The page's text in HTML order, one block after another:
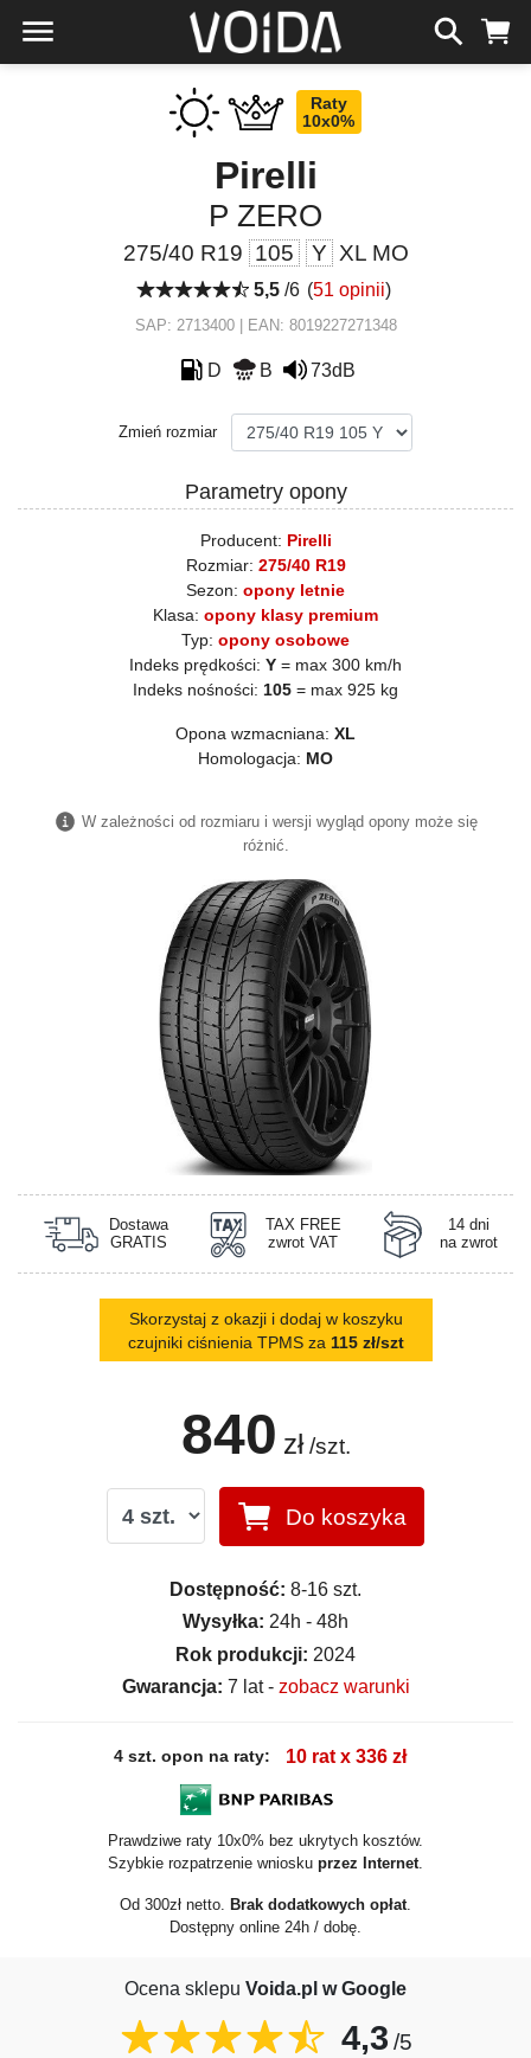
Raty
10x0%
Pirelli
P ZERO
275/40 R19 105 Y XL MO
5,5/6 (51 opinii)
SAP: 2713400 | EAN: 8019227271348
D B 73dB
Zmień rozmiar
Parametry opony
Producent: Pirelli
Rozmiar: 275/40 R19
Sezon: opony letnie
Klasa: opony klasy premium
Typ: opony osobowe
Indeks prędkości: Y = max 300 km/h
Indeks nośności: 105 = max 925 kg
Opona wzmacniana: XL
Homologacja: MO
W zależności od rozmiaru i wersji wygląd opony może się
różnić.
Dostawa
GRATIS
TAX FREE
zwrot VAT
14 dni
na zwrot
Skorzystaj z okazji i dodaj w koszyku
czujniki ciśnienia TPMS za 115 zł/szt
840 zł /szt.
Do koszyka
Dostępność: 8-16 szt.
Wysyłka: 24h - 48h
Rok produkcji: 2024
Gwarancja: 7 lat - zobacz warunki
4 szt. opon na raty: 10 rat x 336 zł
Prawdziwe raty 10x0% bez ukrytych kosztów.
Szybkie rozpatrzenie wniosku przez Internet
Od 300zł netto. Brak dodatkowych opłat
Dostępny online 24h / dobę.
Ocena sklepu Voida.pl w Google
4,3 /5